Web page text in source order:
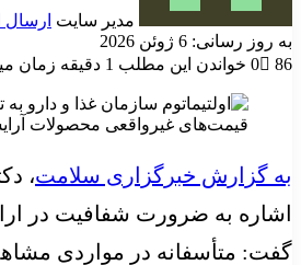
مدیر سایت ارسال
به روز رسانی: 6 ژوئن 2026
0
86 خواندن این مطلب 1 دقیقه زمان میبرد
به گزارش خبرگزاری سلامت،
اشاره به ضرورت شفافیت در
گفت: متأسفانه در مواردی